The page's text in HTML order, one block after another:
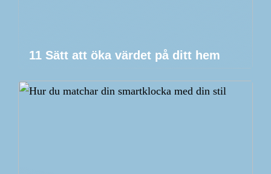
11 Sätt att öka värdet på ditt hem